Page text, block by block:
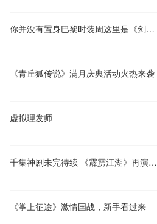
你并没有置身巴黎时装周这里是《剑与魔法》
《青丘狐传说》满月庆典活动火热来袭
虚拟理发师
千集神剧未完待续 《霹雳江湖》再演新番
《掌上征途》激情国战，新手看过来